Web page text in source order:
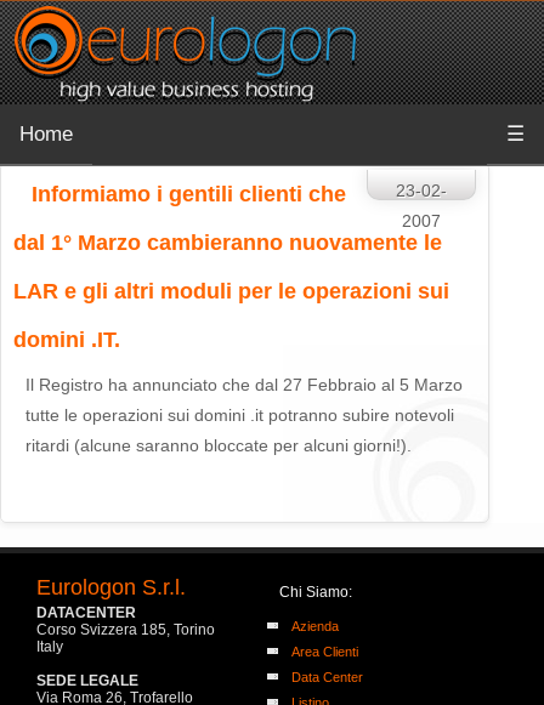
Home ☰
23-02-
2007
Informiamo i gentili clienti che
dal 1° Marzo cambieranno nuovamente le
LAR e gli altri moduli per le operazioni sui
domini .IT.
Il Registro ha annunciato che dal 27 Febbraio al 5 Marzo
tutte le operazioni sui domini .it potranno subire notevoli
ritardi (alcune saranno bloccate per alcuni giorni!).
Eurologon S.r.l.
DATACENTER
Corso Svizzera 185, Torino
Italy
SEDE LEGALE
Via Roma 26, Trofarello
Chi Siamo:
Azienda
Area Clienti
Data Center